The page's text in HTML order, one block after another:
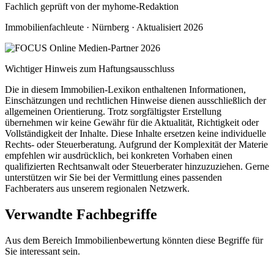
Fachlich geprüft von der myhome-Redaktion
Immobilienfachleute · Nürnberg · Aktualisiert 2026
Wichtiger Hinweis zum Haftungsausschluss
Die in diesem Immobilien-Lexikon enthaltenen Informationen,
Einschätzungen und rechtlichen Hinweise dienen ausschließlich der
allgemeinen Orientierung. Trotz sorgfältigster Erstellung
übernehmen wir keine Gewähr für die Aktualität, Richtigkeit oder
Vollständigkeit der Inhalte. Diese Inhalte ersetzen keine individuelle
Rechts- oder Steuerberatung. Aufgrund der Komplexität der Materie
empfehlen wir ausdrücklich, bei konkreten Vorhaben einen
qualifizierten Rechtsanwalt oder Steuerberater hinzuzuziehen. Gerne
unterstützen wir Sie bei der Vermittlung eines passenden
Fachberaters aus unserem regionalen Netzwerk.
Verwandte Fachbegriffe
Aus dem Bereich Immobilienbewertung könnten diese Begriffe für
Sie interessant sein.